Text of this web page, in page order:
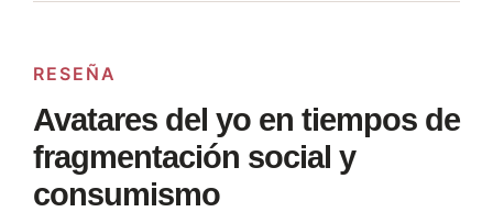
RESEÑA
Avatares del yo en tiempos de
fragmentación social y
consumismo